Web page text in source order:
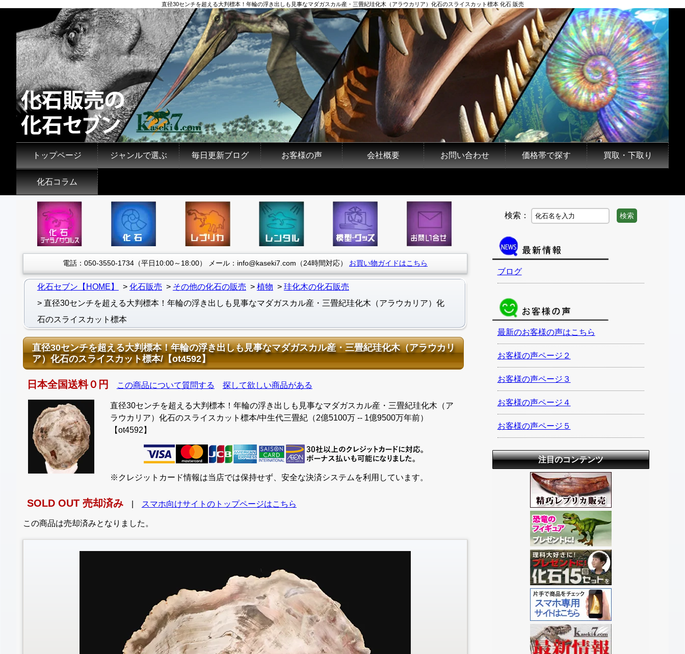
直径30センチを超える大判標本！年輪の浮き出しも見事なマダガスカル産・三畳紀珪化木（アラウカリア）化石のスライスカット標本 化石 販売
トップページ ジャンルで選ぶ 毎日更新ブログ お客様の声 会社概要 お問い合わせ 価格帯で探す 買取・下取り
化石コラム
電話：050-3550-1734（平日10:00～18:00） メール：info@kaseki7.com（24時間対応） お買い物ガイドはこちら
化石セブン【HOME】 化石販売 その他の化石の販売 植物
珪化木の化石販売
直径30センチを超える大判標本！年輪の浮き出しも見事なマダガスカル産・三畳紀珪化木（アラウカリア）化
石のスライスカット標本
直径30センチを超える大判標本！年輪の浮き出しも見事なマダガスカル産・三畳紀珪化木（アラウカリ
ア）化石のスライスカット標本/【ot4592】
日本全国送料０円 この商品について質問する 探して欲しい商品がある
直径30センチを超える大判標本！年輪の浮き出しも見事なマダガスカル産・三畳紀珪化木（ア
ラウカリア）化石のスライスカット標本/中生代三畳紀（2億5100万 -- 1億9500万年前）
【ot4592】
※クレジットカード情報は当店では保持せず、安全な決済システムを利用しています。
SOLD OUT 売却済み| スマホ向けサイトのトップページはこちら
この商品は売却済みとなりました。
検索： 検索
ブログ
最新のお客様の声はこちら
お客様の声ページ２
お客様の声ページ３
お客様の声ページ４
お客様の声ページ５
注目のコンテンツ